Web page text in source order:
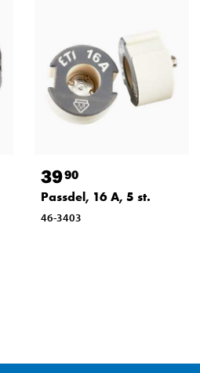
3990
Passdel, 16 A, 5 st.
46-3403